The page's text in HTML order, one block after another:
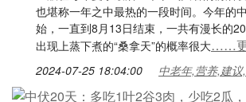
也堪称一年之中最热的一段时间。今年的
始，一直到8月13日结束，一共有漫长的
出现上蒸下煮的“桑拿天”的概率很大……
2024-07-25 18:04:00 中老年,营养,建